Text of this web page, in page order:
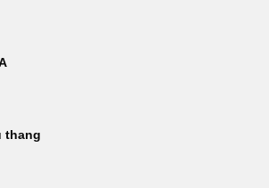
thang